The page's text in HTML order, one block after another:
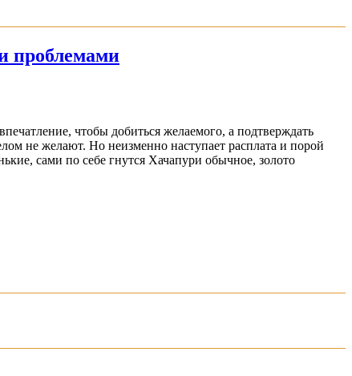
проблемами
чтобы добиться желаемого, а подтверждать
не желают. Но неизменно наступает расплата и порой
сами по себе гнутся Хачапури обычное, золото